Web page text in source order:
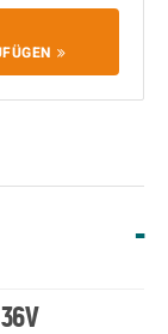
-